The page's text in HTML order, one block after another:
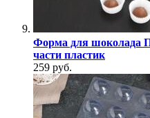
Форма для шоколада
части пластик
259 руб.